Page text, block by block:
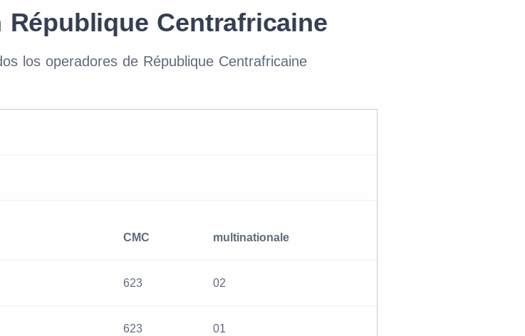
République Centrafricaine
los operadores de République Centrafricaine
CMC multinationale
623 02
623 01